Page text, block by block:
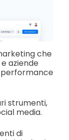
che
aziende
strumenti,
media.
di